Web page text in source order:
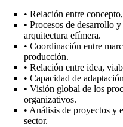
• Relación entre
• Procesos de desarrollo
arquitectura efímera.
• Coordinación entre
producción.
• Relación entre idea,
• Capacidad de
• Visión global de los
organizativos.
• Análisis de proyectos y
sector.